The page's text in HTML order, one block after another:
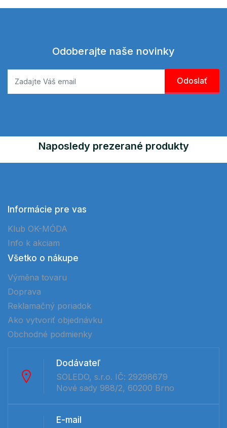
Odoberajte naše novinky
Naposledy prezerané produkty
Informácie pre vas
Klub OK-MÓDA
Info k akciam
Všetko o nákupe
Výměna tovaru
Doprava
Reklamačný poriadok
Ako vytvoriť objednávku
Obchodné podmienky
Dodávateľ
SOLEDO, s.r.o. IČ: 29298679
Nové sady 988/2, 60200 Brno
E-mail